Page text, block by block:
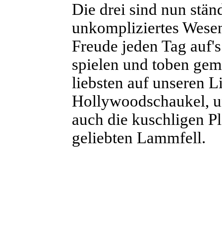
Die drei sind nun
unkompliziertes
Freude jeden Tag
spielen und toben
liebsten auf unseren
Hollywoodschaukel,
auch die kuschligen
geliebten Lammfell.